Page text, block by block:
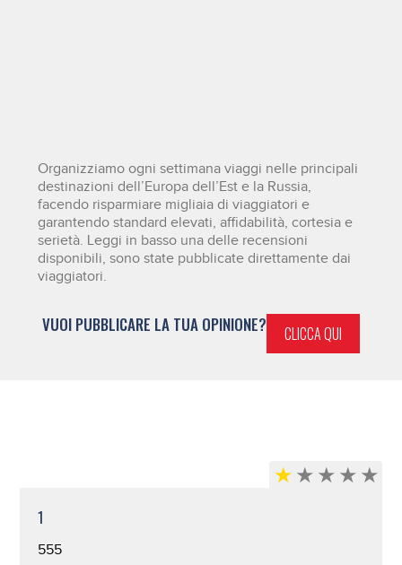
Organizziamo ogni settimana viaggi nelle principali
destinazioni dell’Europa dell’Est e la Russia,
facendo risparmiare migliaia di viaggiatori e
garantendo standard elevati, affidabilità, cortesia e
serietà. Leggi in basso una delle recensioni
disponibili, sono state pubblicate direttamente dai
viaggiatori.
VUOI PUBBLICARE LA TUA OPINIONE? CLICCA QUI
1
555